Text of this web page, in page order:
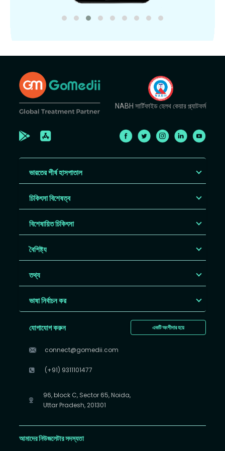
NABH সার্টিফাইড হেলথ কেয়ার প্ল্যাটফর্ম
ভারতের শীর্ষ হাসপাতাল
চিকিৎসা বিশেষত্ব
বিশেষায়িত চিকিৎসা
বৈশিষ্ট্য
তথ্য
ভাষা নির্বাচন কর
একটি অংশীদার হয়ে
যোগাযোগ করুন
connect@gomedii.com
(+91) 9311101477
96, block C, Sector 65, Noida,
Uttar Pradesh, 201301
আমাদের নিউজলেটার সদস্যতা